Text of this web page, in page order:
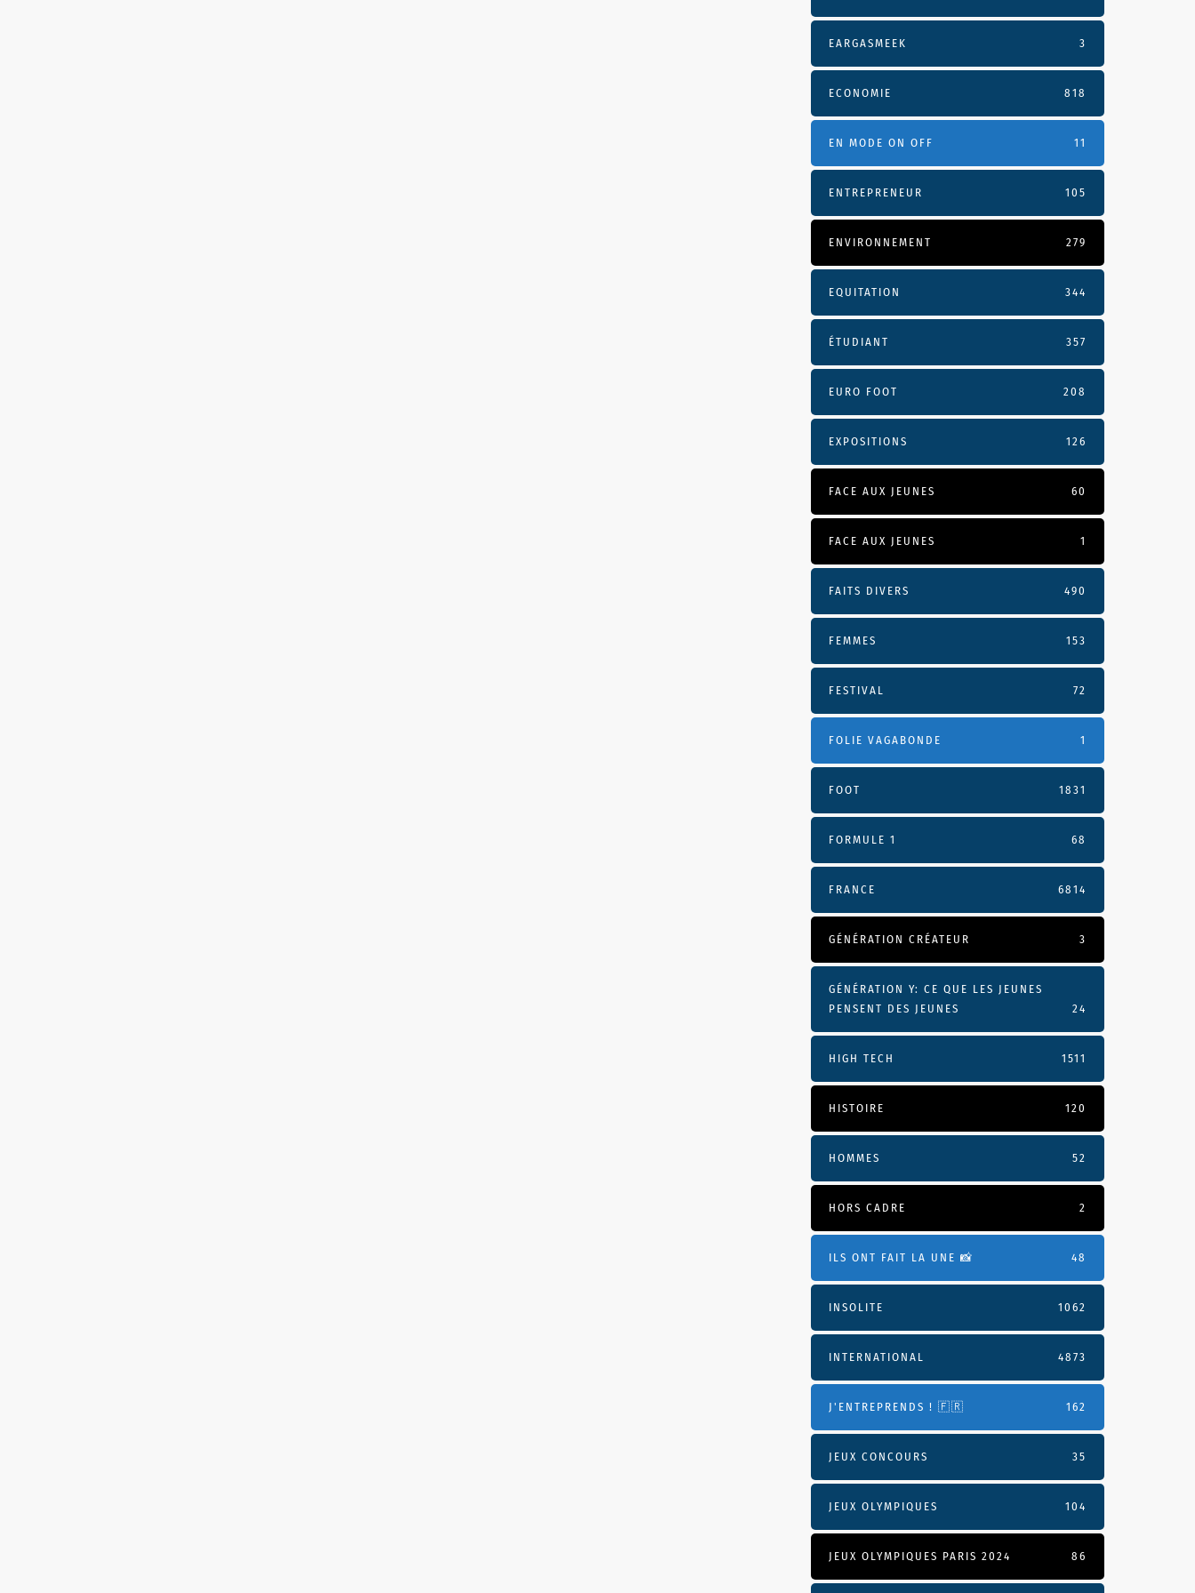
EARGASMEEK 3
ECONOMIE 818
EN MODE ON OFF 11
ENTREPRENEUR 105
ENVIRONNEMENT 279
EQUITATION 344
ÉTUDIANT 357
EURO FOOT 208
EXPOSITIONS 126
FACE AUX JEUNES 60
FACE AUX JEUNES 1
FAITS DIVERS 490
FEMMES 153
FESTIVAL 72
FOLIE VAGABONDE 1
FOOT 1831
FORMULE 1 68
FRANCE 6814
GÉNÉRATION CRÉATEUR 3
GÉNÉRATION Y: CE QUE LES JEUNES
PENSENT DES JEUNES
24
HIGH TECH 1511
HISTOIRE 120
HOMMES 52
HORS CADRE 2
ILS ONT FAIT LA UNE 📸 48
INSOLITE 1062
INTERNATIONAL 4873
J'ENTREPRENDS ! 🇫🇷 162
JEUX CONCOURS 35
JEUX OLYMPIQUES 104
JEUX OLYMPIQUES PARIS 2024 86